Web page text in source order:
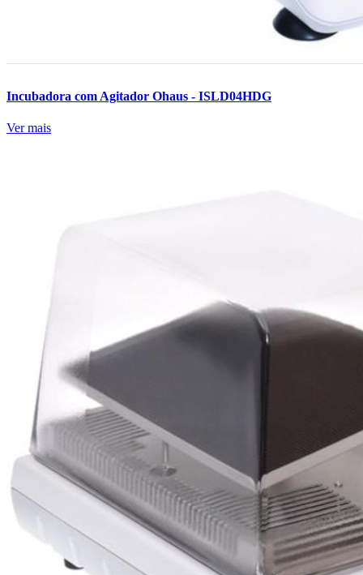
Incubadora com Agitador Ohaus - ISLD04HDG
Ver mais